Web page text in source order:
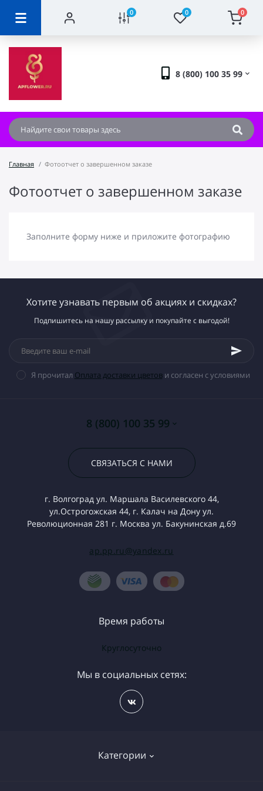
0 0 0
8 (800) 100 35 99
Главная Фотоотчет о завершенном заказе
Фотоотчет о завершенном заказе
Заполните форму ниже и приложите фотографию
Хотите узнавать первым об акциях и скидках?
Подпишитесь на нашу рассылку и покупайте с выгодой!
Я прочитал Оплата доставки цветови согласен с условиями
8 (800) 100 35 99
СВЯЗАТЬСЯ С НАМИ
г. Волгоград ул. Маршала Василевского 44,
ул.Острогожская 44, г. Калач на Дону ул.
Революционная 281 г. Москва ул. Бакунинская д.69
ap.pp.ru@yandex.ru
Категории
Время работы
Круглосуточно
Мы в социальных сетях: